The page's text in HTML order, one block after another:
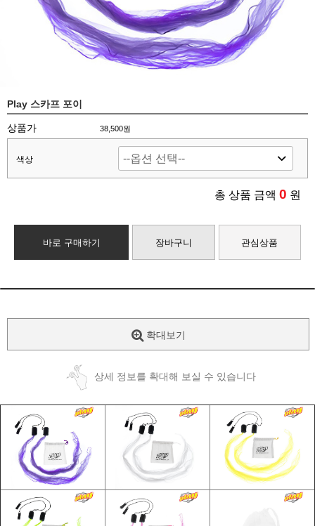
Play 스카프 포이
상품가 38,500원
색상
총 상품 금액 0 원
바로 구매하기 장바구니 관심상품
확대보기
상세 정보를 확대해 보실 수 있습니다